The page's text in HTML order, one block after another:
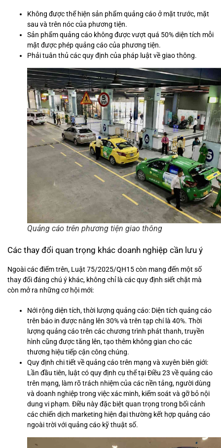
Không được thể hiện sản phẩm quảng cáo ở mặt trước, mặt
sau và trên nóc của phương tiện.
Sản phẩm quảng cáo không được vượt quá 50% diện tích mỗi
mặt được phép quảng cáo của phương tiện.
Phải tuân thủ các quy định của pháp luật về giao thông.
Quảng cáo trên phương tiện giao thông
Các thay đổi quan trọng khác doanh nghiệp cần lưu ý
Ngoài các điểm trên, Luật 75/2025/QH15 còn mang đến một số
thay đổi đáng chú ý khác, không chỉ là các quy định siết chặt mà
còn mở ra những cơ hội mới:
Nới rộng diện tích, thời lượng quảng cáo: Diện tích quảng cáo
trên báo in được nâng lên 30% và trên tạp chí là 40%. Thời
lượng quảng cáo trên các chương trình phát thanh, truyền
hình cũng được tăng lên, tạo thêm không gian cho các
thương hiệu tiếp cận công chúng.
Quy định chi tiết về quảng cáo trên mạng và xuyên biên giới:
Lần đầu tiên, luật có quy định cụ thể tại Điều 23 về quảng cáo
trên mạng, làm rõ trách nhiệm của các nền tảng, người dùng
và doanh nghiệp trong việc xác minh, kiểm soát và gỡ bỏ nội
dung vi phạm. Điều này đặc biệt quan trọng trong bối cảnh
các chiến dịch marketing hiện đại thường kết hợp quảng cáo
ngoài trời với quảng cáo kỹ thuật số.